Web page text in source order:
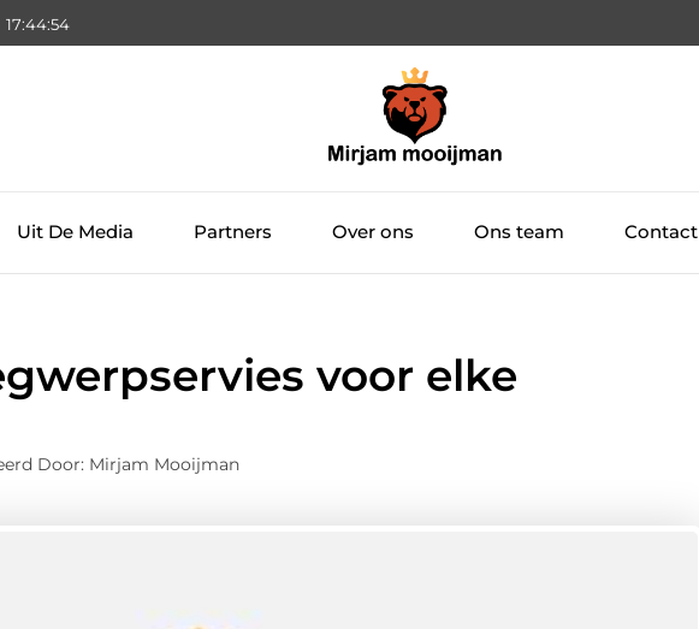
17:44:55
Uit De Media Partners Over ons Ons team Contact
voor elke
Door: Mirjam Mooijman